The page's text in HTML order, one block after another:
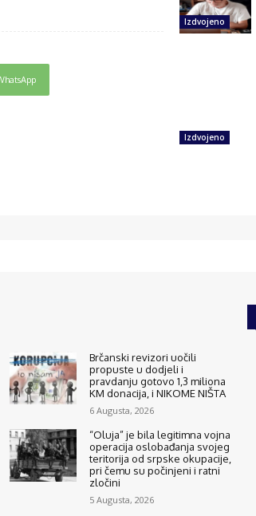
Izdvojeno
Izdvojeno
Brčanski revizori uočili
propuste u dodjeli i
pravdanju gotovo 1,3 miliona
KM donacija, i NIKOME NIŠTA
6 Augusta, 2026
“Oluja” je bila legitimna vojna
operacija oslobađanja svojeg
teritorija od srpske okupacije,
pri čemu su počinjeni i ratni
zločini
5 Augusta, 2026